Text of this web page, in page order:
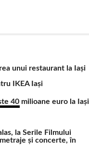
unui restaurant la Iași
IKEA Iași
40 milioane euro la Iași
la Serile Filmului
și concerte, în